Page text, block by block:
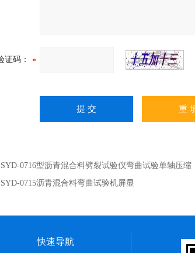
证码：
SYD-0716型沥青混合料劈裂试验仪弯曲试验单轴压缩
SYD-0715沥青混合料弯曲试验机屏显
快速导航